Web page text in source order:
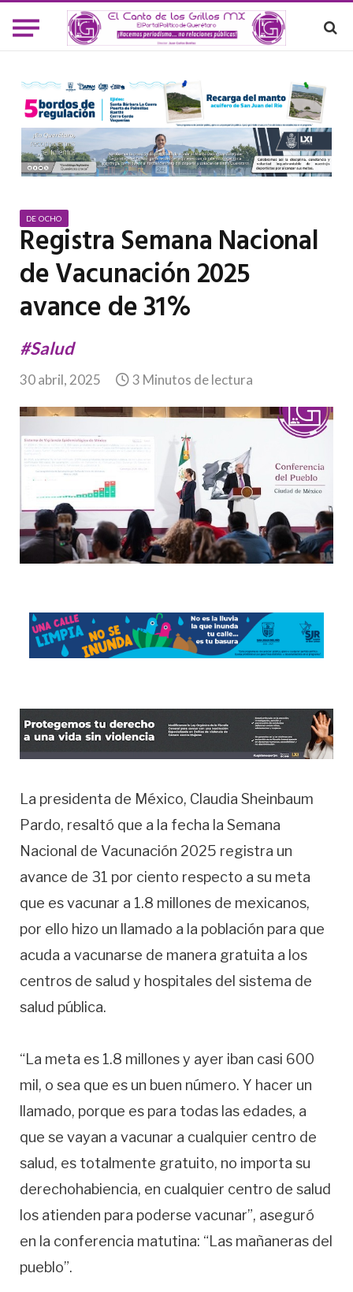
DE OCHO
Registra Semana Nacional
de Vacunación 2025
avance de 31%
#Salud
30 abril, 2025 3 Minutos de lectura
La presidenta de México, Claudia Sheinbaum
Pardo, resaltó que a la fecha la Semana
Nacional de Vacunación 2025 registra un
avance de 31 por ciento respecto a su meta
que es vacunar a 1.8 millones de mexicanos,
por ello hizo un llamado a la población para que
acuda a vacunarse de manera gratuita a los
centros de salud y hospitales del sistema de
salud pública.
“La meta es 1.8 millones y ayer iban casi 600
mil, o sea que es un buen número. Y hacer un
llamado, porque es para todas las edades, a
que se vayan a vacunar a cualquier centro de
salud, es totalmente gratuito, no importa su
derechohabiencia, en cualquier centro de salud
los atienden para poderse vacunar”, aseguró
en la conferencia matutina: “Las mañaneras del
pueblo”.